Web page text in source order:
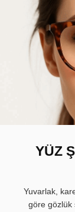
YÜZ
Yuvarlak,
göre gözlük